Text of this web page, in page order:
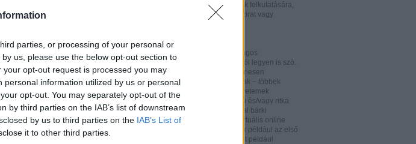
parties, or processing of your personal or
us, please use the below opt-out section to
opt-out request is processed you may
information utilized by us or personal
opt-out. You may separately opt-out of the
by third parties on the IAB’s list of downstream
by us to third parties on the IAB’s List of
it to other third parties.
keresőrendszere. Hasznos lehet annak felkutatására,
hogy hol lelhető fel egy-egy könyv, kézirat vagy
http://books.google.it/
A könyveknek és folyóiratoknak valóságos
kincseskamrája ez, bármelyik századról legyen is szó.
Ezen az oldalon olvashatóak és ingyenesen
letölthetőek minden nemzetiségű írónak – többek
között olaszoknak is – az amerikai egyetemek
könyvtáraiban digitalizált, első kiadású és/vagy ritka
könyvei. Egy Google vagy Gmail fiókkal bárki
létrehozhatja és megőrizheti a saját virtuális online
könyvtárát. A honlapon megtalálhatóak például az első
olasz irodalomtörténeti munkák is, mint például